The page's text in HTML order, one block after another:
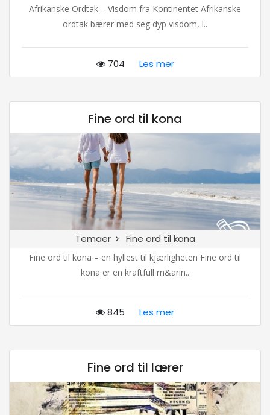
Afrikanske Ordtak – Visdom fra Kontinentet Afrikanske
ordtak bærer med seg dyp visdom, l..
704 Les mer
Fine ord til kona
Temaer Fine ord til kona
Fine ord til kona – en hyllest til kjærligheten Fine ord til
kona er en kraftfull m&arin..
845 Les mer
Fine ord til lærer